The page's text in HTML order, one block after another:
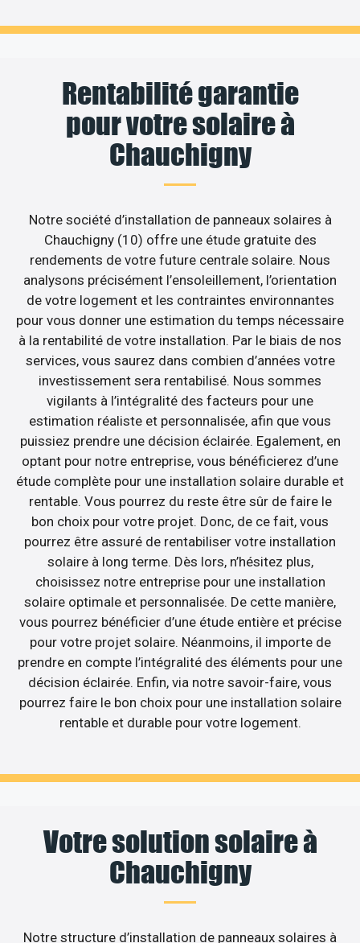
Rentabilité garantie
pour votre solaire à
Chauchigny
Notre société d’installation de panneaux solaires à
Chauchigny (10) offre une étude gratuite des
rendements de votre future centrale solaire. Nous
analysons précisément l’ensoleillement, l’orientation
de votre logement et les contraintes environnantes
pour vous donner une estimation du temps nécessaire
à la rentabilité de votre installation. Par le biais de nos
services, vous saurez dans combien d’années votre
investissement sera rentabilisé. Nous sommes
vigilants à l’intégralité des facteurs pour une
estimation réaliste et personnalisée, afin que vous
puissiez prendre une décision éclairée. Egalement, en
optant pour notre entreprise, vous bénéficierez d’une
étude complète pour une installation solaire durable et
rentable. Vous pourrez du reste être sûr de faire le
bon choix pour votre projet. Donc, de ce fait, vous
pourrez être assuré de rentabiliser votre installation
solaire à long terme. Dès lors, n’hésitez plus,
choisissez notre entreprise pour une installation
solaire optimale et personnalisée. De cette manière,
vous pourrez bénéficier d’une étude entière et précise
pour votre projet solaire. Néanmoins, il importe de
prendre en compte l’intégralité des éléments pour une
décision éclairée. Enfin, via notre savoir-faire, vous
pourrez faire le bon choix pour une installation solaire
rentable et durable pour votre logement.
Votre solution solaire à
Chauchigny
Notre structure d’installation de panneaux solaires à